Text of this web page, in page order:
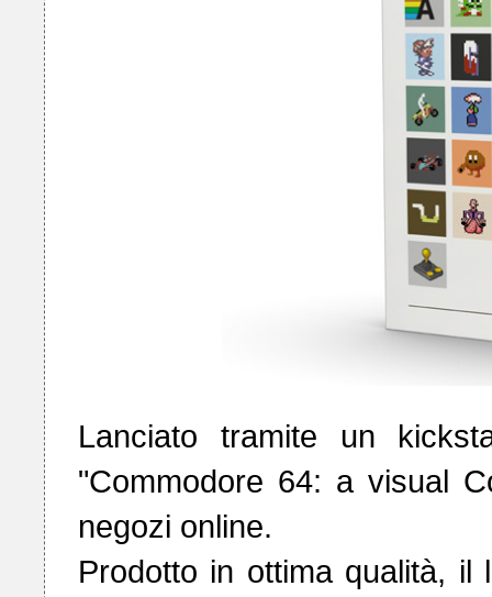
Lanciato tramite un
"Commodore 64: a visual
negozi online.
Prodotto in ottima qualità,